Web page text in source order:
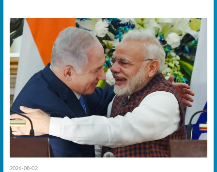
2026-08-02